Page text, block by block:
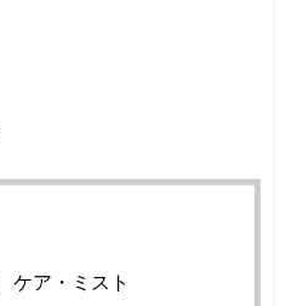
ケア・ミスト